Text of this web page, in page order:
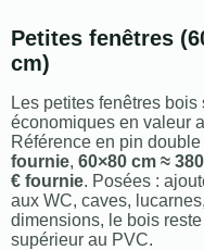
Petites fenêtres
cm)
Les petites fenêtres
économiques en valeur
Référence en pin double
fournie, 60×80 cm ≈
€ fournie. Posées :
aux WC, caves,
dimensions, le bois
supérieur au PVC.